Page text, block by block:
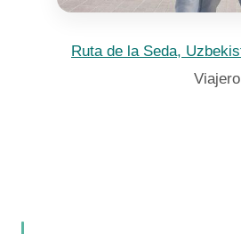
Ruta de la Seda,
Viajero